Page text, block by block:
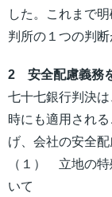
した。これまで
判所の１つの判断
2 安全配慮義務
七十七銀行判決
時にも適用され
げ、会社の安全
（１） 立地の特
いて